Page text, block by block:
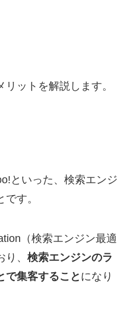
ットを解説します。
といった、検索エンジ
す。
（検索エンジン最適
、 検索エンジンのラ
で集客すること になり